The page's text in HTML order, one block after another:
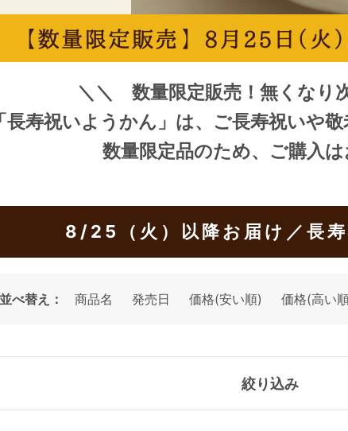
＼＼ 数量限定販売！無くなり
「長寿祝いようかん」 は、ご長寿祝いや
数量限定品のため、ご購入は
8/25（火）以降お届け／長
並べ替え： 商品名 発売日 価格(安い順) 価格(高い
絞り込み